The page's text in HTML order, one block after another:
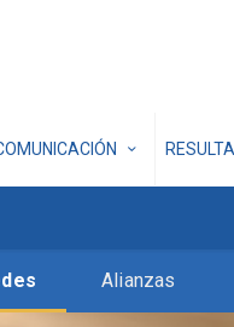
Alianzas